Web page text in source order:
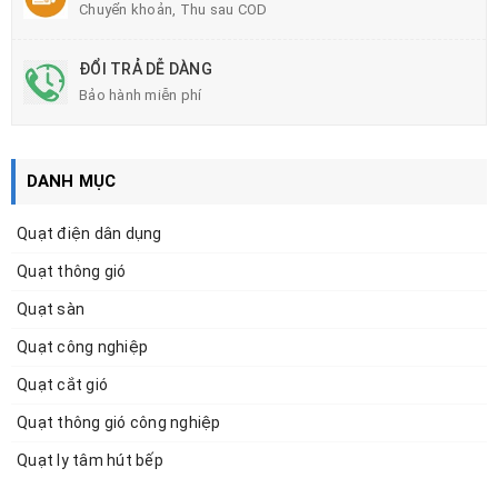
Chuyển khoản, Thu sau COD
ĐỔI TRẢ DỄ DÀNG
Bảo hành miễn phí
DANH MỤC
Quạt điện dân dụng
Quạt thông gió
Quạt sàn
Quạt công nghiệp
Quạt cắt gió
Quạt thông gió công nghiệp
Quạt ly tâm hút bếp